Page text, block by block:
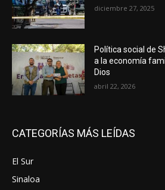
diciembre 27, 2025
Política social de
a la economía
Dios
abril 22, 2026
CATEGORÍAS MÁS LEÍDAS
El Sur
Sinaloa